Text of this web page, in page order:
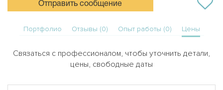
Отправить сообщение
Портфолио Отзывы (0) Опыт работы (0) Цены
Связаться с профессионалом, чтобы уточнить детали,
цены, свободные даты